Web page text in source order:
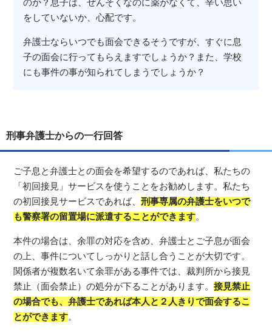
のか？息子は、ぜんそくなのに薬がなくて、辛い思い
をしていないか、心配です。
弁護士ならいつでも面会できるそうですが、すぐに息
子の面会に行ってもらえますでしょうか？また、学校
にも事件の事が知られてしまうでしょうか？
刑事弁護士からの一行回答
ご子息と弁護士との面会を希望するのであれば、私たちの
「初回接見」サービスを使うことをお勧めします。私たち
の初回接見サービスであれば、刑事専属の弁護士をいつで
も警察署の留置場に派遣することができます。
本件の場合は、余罪の対応を含め、弁護士とご子息が面会
の上、事件についてしっかりと話し合うことが大切です。
関係者が複数名いて余罪がある事件では、裁判所から接見
禁止（面会禁止）の処分が下ることがあります。接見禁止
の場合でも、弁護士であれば本人と２人きりで面会するこ
とができます。